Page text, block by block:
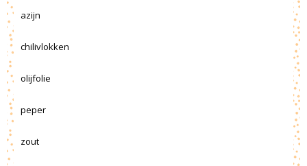
azijn
chilivlokken
olijfolie
peper
zout